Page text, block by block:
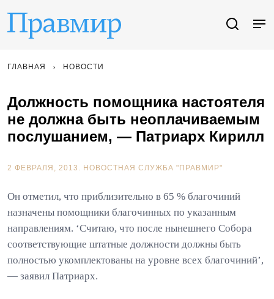
ГЛАВНАЯ НОВОСТИ
Должность помощника настоятеля
не должна быть неоплачиваемым
послушанием, — Патриарх Кирилл
2 ФЕВРАЛЯ, 2013. НОВОСТНАЯ СЛУЖБА "ПРАВМИР"
Он отметил, что приблизительно в 65 % благочиний
назначены помощники благочинных по указанным
направлениям. ‘Считаю, что после нынешнего Собора
соответствующие штатные должности должны быть
полностью укомплектованы на уровне всех благочиний’,
— заявил Патриарх.